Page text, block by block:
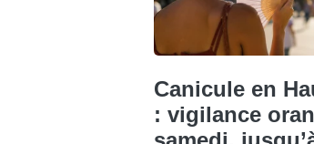
Canicule en
: vigilance